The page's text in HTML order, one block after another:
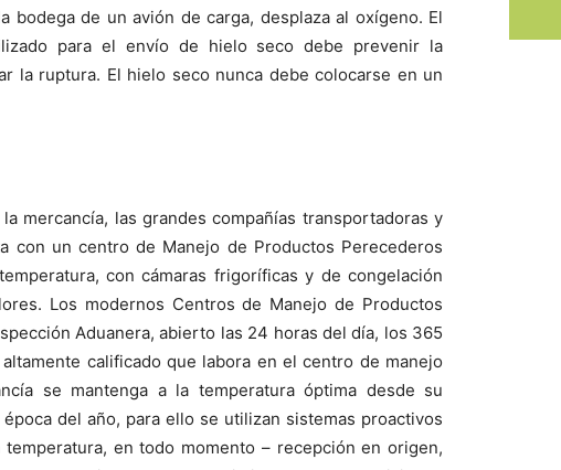
bodega de un avión de carga, desplaza al oxígeno. El
para el envío de hielo seco debe prevenir la
la ruptura. El hielo seco nunca debe colocarse en un
mercancía, las grandes compañías transportadoras y
con un centro de Manejo de Productos Perecederos
con cámaras frigoríficas y de congelación
Los modernos Centros de Manejo de Productos
Aduanera, abierto las 24 horas del día, los 365
calificado que labora en el centro de manejo
se mantenga a la temperatura óptima desde su
del año, para ello se utilizan sistemas proactivos
en todo momento – recepción en origen,